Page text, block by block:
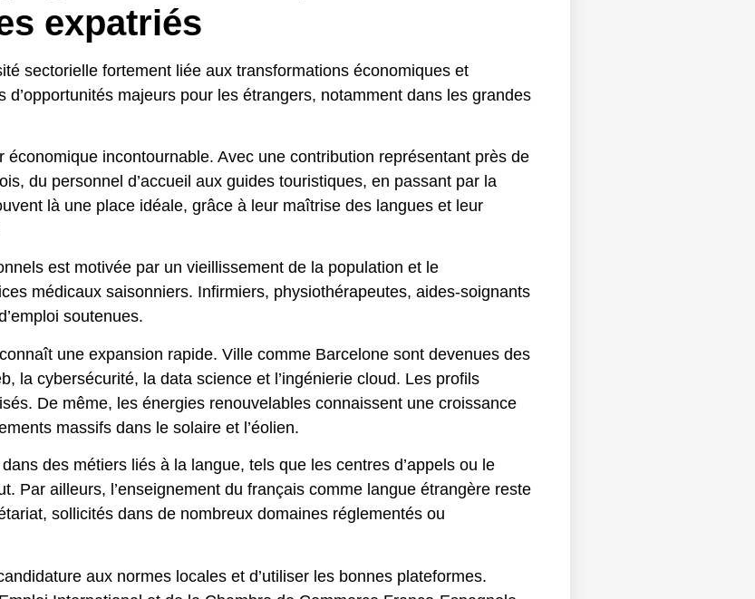
expatriés
sectorielle fortement liée aux transformations économiques et
majeurs pour les étrangers, notamment dans les grandes
incontournable. Avec une contribution représentant près de
du personnel d’accueil aux guides touristiques, en passant par la
là une place idéale, grâce à leur maîtrise des langues et leur
est motivée par un vieillissement de la population et le
médicaux saisonniers. Infirmiers, physiothérapeutes, aides-soignants
soutenues.
une expansion rapide. Ville comme Barcelone sont devenues des
la cybersécurité, la data science et l’ingénierie cloud. Les profils
De même, les énergies renouvelables connaissent une croissance
massifs dans le solaire et l’éolien.
des métiers liés à la langue, tels que les centres d’appels ou le
Par ailleurs, l’enseignement du français comme langue étrangère reste
sollicités dans de nombreux domaines réglementés ou
aux normes locales et d’utiliser les bonnes plateformes.